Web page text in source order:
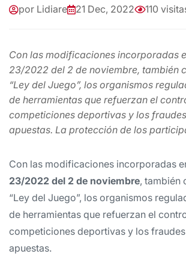
por Lidiare 21 Dec, 2022 110
Con las modificaciones incorporadas
23/2022 del 2 de noviembre, también
“Ley del Juego”, los organismos
de herramientas que refuerzan el
competiciones deportivas y los
apuestas. La protección de los
Con las modificaciones incorporadas
23/2022 del 2 de noviembre, también
“Ley del Juego”, los organismos
de herramientas que refuerzan el
competiciones deportivas y los
apuestas.